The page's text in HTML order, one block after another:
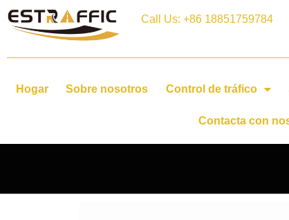
Call Us: +86 18851759784
Hogar Sobre nosotros Control de tráfico
Contacta con